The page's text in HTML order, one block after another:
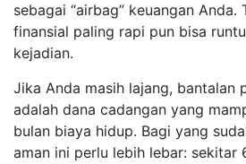
sebagai “airbag” keuangan Anda.
finansial paling rapi pun bisa
kejadian.
Jika Anda masih lajang, bantalan
adalah dana cadangan yang
bulan biaya hidup. Bagi yang
aman ini perlu lebih lebar: sekitar